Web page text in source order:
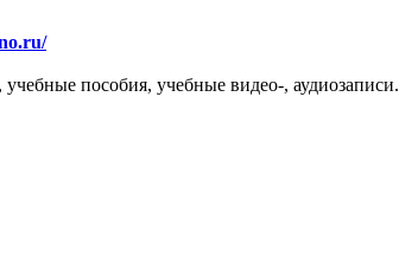
пособия, учебные видео-, аудиозаписи.